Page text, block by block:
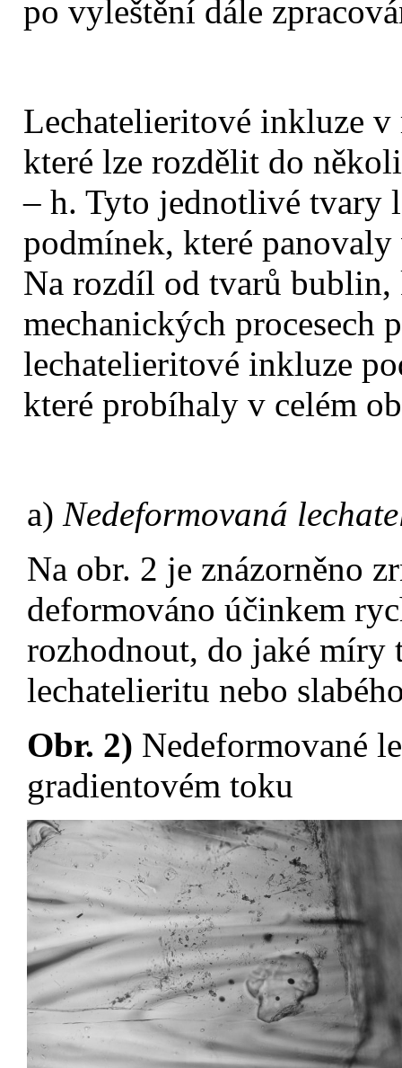
po vyleštění dále
Lechatelieritové inkluze
které lze rozdělit do
– h. Tyto jednotlivé tvary
podmínek, které
Na rozdíl od tvarů bublin,
mechanických
lechatelieritové inkluze
které probíhaly v celém
a)Nedeformovaná
Na obr. 2 je znázorněno
deformováno účinkem
rozhodnout, do jaké
lechatelieritu nebo
Obr. 2) Nedeformované
gradientovém toku